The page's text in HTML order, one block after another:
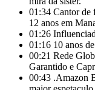
01:34 Cantor de
12 anos em
01:26
01:16 10 anos
00:21 Rede
Garantido e
00:43 .Amazon